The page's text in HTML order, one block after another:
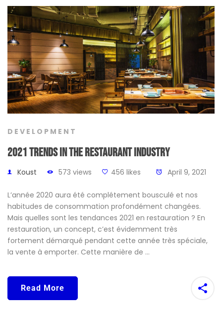
DEVELOPMENT
2021 trends in the restaurant industry
Koust 573 views 456 likes April 9, 2021
L’année 2020 aura été complétement bousculé et nos
habitudes de consommation profondément changées.
Mais quelles sont les tendances 2021 en restauration ? En
restauration, un concept, c’est évidemment très
fortement démarqué pendant cette année très spéciale,
la vente à emporter. Cette manière de …
Read More